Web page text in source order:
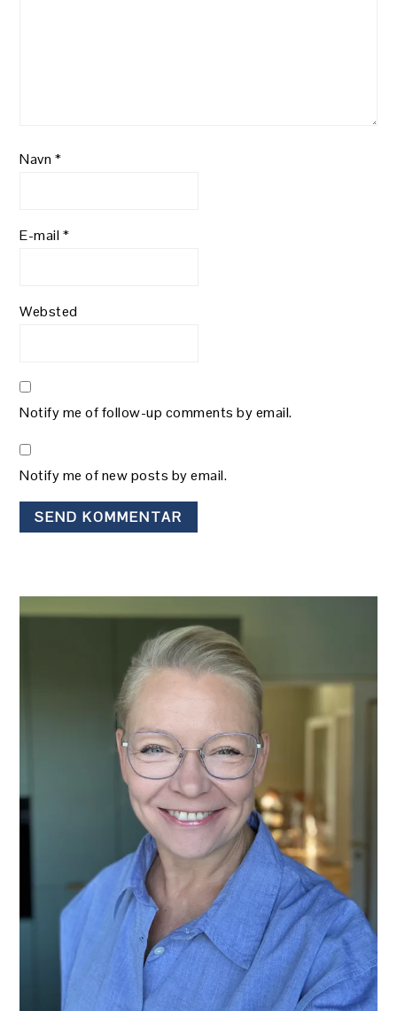
Navn *
E-mail*
Websted
Notify me of follow-up comments by email.
Notify me of new posts by email.
PRIMÆR